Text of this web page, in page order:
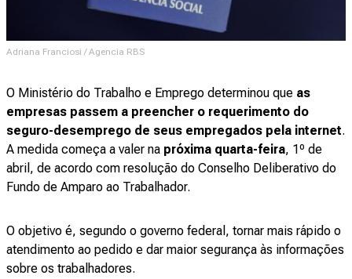
Adriana Franciosi / Agencia RBS
O Ministério do Trabalho e Emprego determinou que as
empresas passem a preencher o requerimento do
seguro-desemprego de seus empregados pela internet.
A medida começa a valer na próxima quarta-feira, 1º de
abril, de acordo com resolução do Conselho Deliberativo do
Fundo de Amparo ao Trabalhador.
O objetivo é, segundo o governo federal, tornar mais rápido o
atendimento ao pedido e dar maior segurança às informações
sobre os trabalhadores.